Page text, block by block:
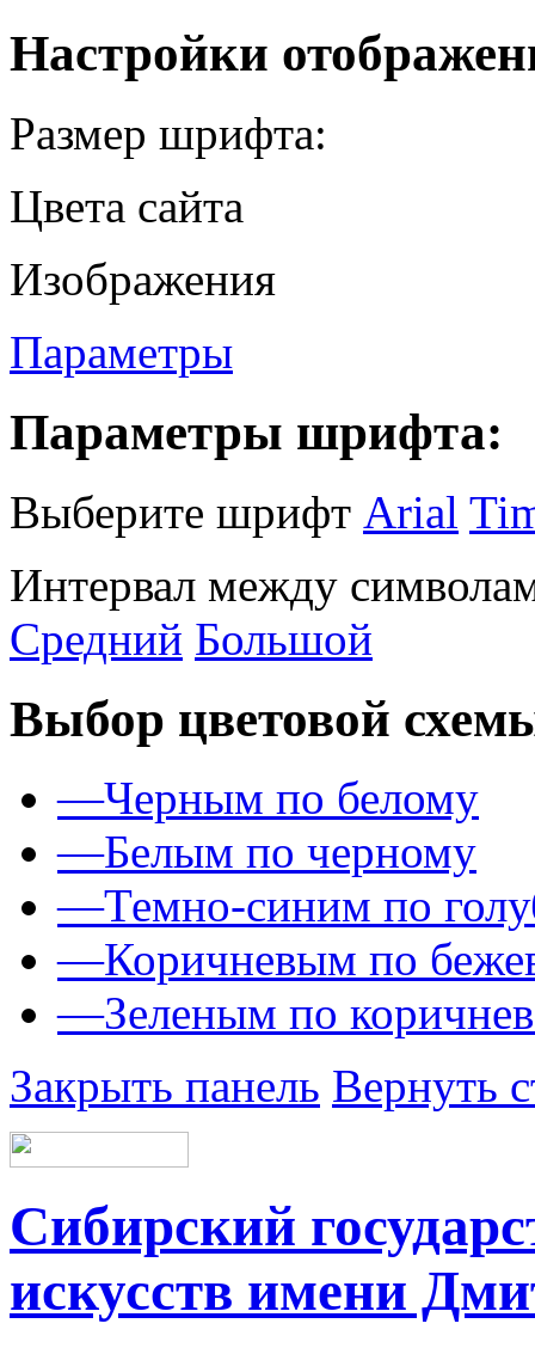
Настройки
Размер шрифта:
Цвета сайта
Изображения
Параметры
Параметры шрифта:
Выберите шрифт Arial
Интервал между
Средний Большой
Выбор цветовой
—Черным по белому
—Белым по черному
—Темно-синим по
—Коричневым по
—Зеленым по
Закрыть панель Вернуть
Сибирский
искусств имени